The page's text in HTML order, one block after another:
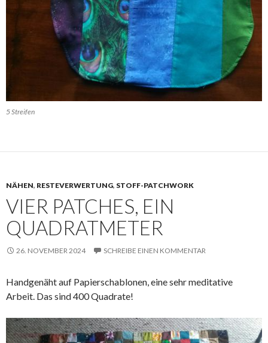
5 Streifen
NÄHEN, RESTEVERWERTUNG, STOFF-PATCHWORK
VIER PATCHES, EIN
QUADRATMETER
26. NOVEMBER 2024 SCHREIBE EINEN KOMMENTAR
Handgenäht auf Papierschablonen, eine sehr meditative
Arbeit. Das sind 400 Quadrate!